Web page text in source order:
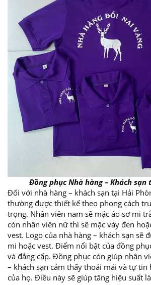
Đồng phục Nhà hàng – Khách sạn
Đối với nhà hàng – khách sạn tại Hải
thường được thiết kế theo phong cách
trọng. Nhân viên nam sẽ mặc áo sơ mi
còn nhân viên nữ thì sẽ mặc váy đen
vest. Logo của nhà hàng – khách sạn sẽ
mi hoặc vest. Điểm nổi bật của đồng
và đẳng cấp. Đồng phục còn giúp nhân
– khách sạn cảm thấy thoải mái và tự tin
của họ. Điều này sẽ giúp tăng hiệu suất